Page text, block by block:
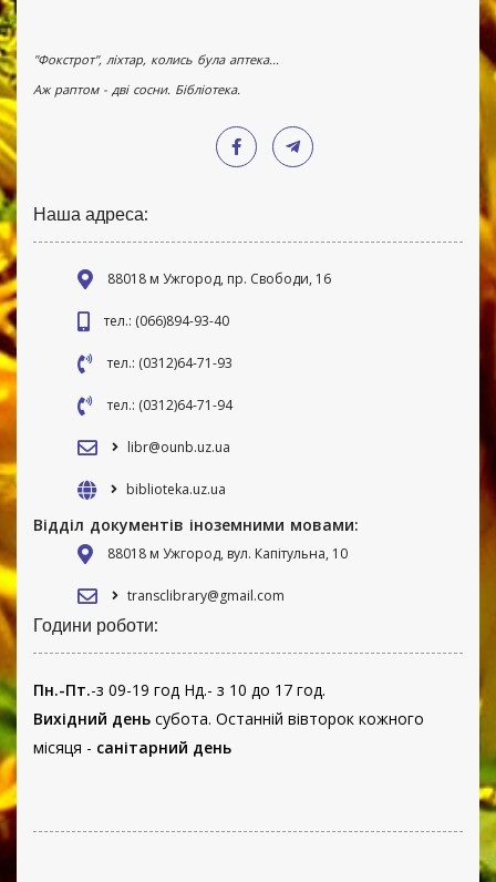
"Фокстрот", ліхтар, колись була аптека...
Аж раптом - дві сосни. Бібліотека.
Наша адреса:
88018 м Ужгород, пр. Свободи, 16
тел.: (066)894-93-40
тел.: (0312)64-71-93
тел.: (0312)64-71-94
libr@ounb.uz.ua
biblioteka.uz.ua
Відділ документів іноземними мовами:
88018 м Ужгород, вул. Капітульна, 10
transclibrary@gmail.com
Години роботи:
Пн.-Пт.-з 09-19 год Нд.- з 10 до 17 год.
Вихідний день субота. Останній вівторок кожного
місяця - санітарний день